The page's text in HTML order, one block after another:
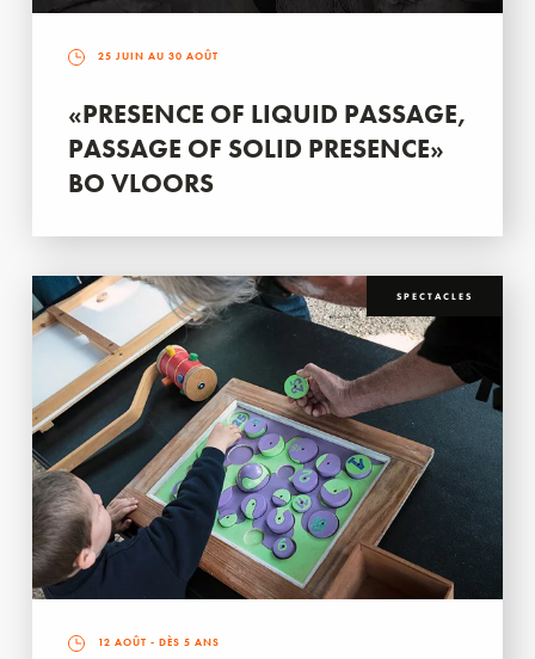
25 JUIN AU 30 AOÛT
«PRESENCE OF LIQUID PASSAGE,
PASSAGE OF SOLID PRESENCE»
BO VLOORS
SPECTACLES
12 AOÛT - DÈS 5 ANS